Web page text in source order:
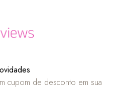
cupom de desconto em sua